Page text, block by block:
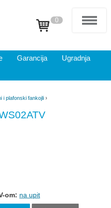
0
Garancija
Ugradnja
i plafonski fankojli ›
om: na upit